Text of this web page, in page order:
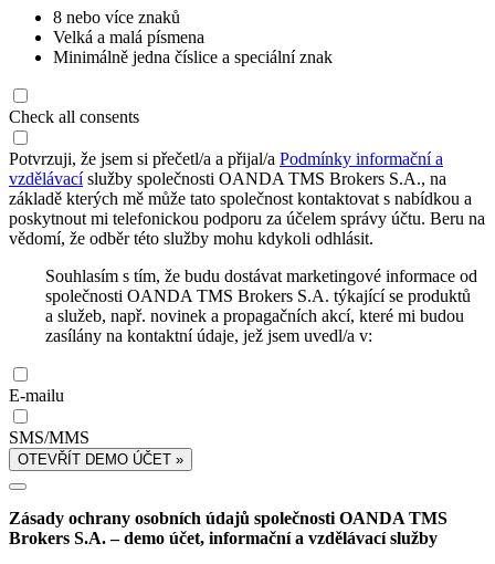
8 nebo více znaků
Velká a malá písmena
Minimálně jedna číslice a speciální znak
Check all consents
Potvrzuji, že jsem si přečetl/a a přijal/a Podmínky informační a
vzdělávacíslužby společnosti OANDA TMS Brokers S.A., na
základě kterých mě může tato společnost kontaktovat s nabídkou a
poskytnout mi telefonickou podporu za účelem správy účtu. Beru na
vědomí, že odběr této služby mohu kdykoli odhlásit.
Souhlasím s tím, že budu dostávat marketingové informace od
společnosti OANDA TMS Brokers S.A. týkající se produktů
a služeb, např. novinek a propagačních akcí, které mi budou
zasílány na kontaktní údaje, jež jsem uvedl/a v:
E-mailu
SMS/MMS
OTEVŘÍT DEMO ÚČET »
Zásady ochrany osobních údajů společnosti OANDA TMS
Brokers S.A. – demo účet, informační a vzdělávací služby